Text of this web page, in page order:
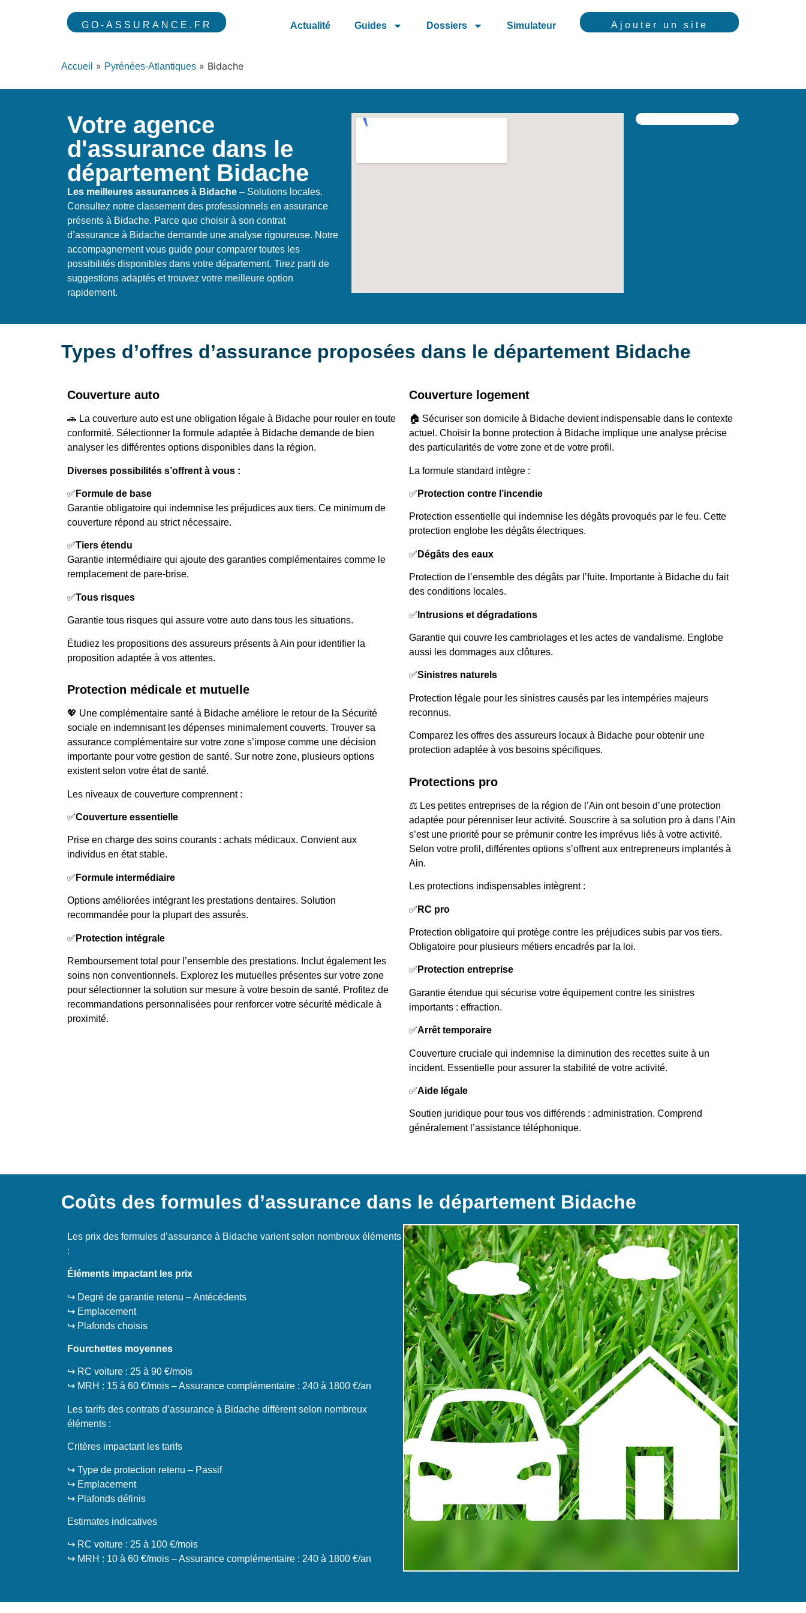
GO-ASSURANCE.FR Actualité Guides Dossiers Simulateur Ajouter un site
Accueil » Pyrénées-Atlantiques » Bidache
Votre agence
d'assurance dans le
département Bidache
Les meilleures assurances à Bidache – Solutions locales.
Consultez notre classement des professionnels en assurance
présents à Bidache. Parce que choisir à son contrat
d’assurance à Bidache demande une analyse rigoureuse. Notre
accompagnement vous guide pour comparer toutes les
possibilités disponibles dans votre département. Tirez parti de
suggestions adaptés et trouvez votre meilleure option
rapidement.
Types d’offres d’assurance proposées dans le département Bidache
Couverture auto
🚗 La couverture auto est une obligation légale à Bidache pour rouler en toute
conformité. Sélectionner la formule adaptée à Bidache demande de bien
analyser les différentes options disponibles dans la région.
Diverses possibilités s’offrent à vous :
✅ Formule de base
Garantie obligatoire qui indemnise les préjudices aux tiers. Ce minimum de
couverture répond au strict nécessaire.
✅Tiers étendu
Garantie intermédiaire qui ajoute des garanties complémentaires comme le
remplacement de pare-brise.
✅Tous risques
Garantie tous risques qui assure votre auto dans tous les situations.
Étudiez les propositions des assureurs présents à Ain pour identifier la
proposition adaptée à vos attentes.
Protection médicale et mutuelle
💖 Une complémentaire santé à Bidache améliore le retour de la Sécurité
sociale en indemnisant les dépenses minimalement couverts. Trouver sa
assurance complémentaire sur votre zone s’impose comme une décision
importante pour votre gestion de santé. Sur notre zone, plusieurs options
existent selon votre état de santé.
Les niveaux de couverture comprennent :
✅Couverture essentielle
Prise en charge des soins courants : achats médicaux. Convient aux
individus en état stable.
✅ Formule intermédiaire
Options améliorées intégrant les prestations dentaires. Solution
recommandée pour la plupart des assurés.
✅ Protection intégrale
Remboursement total pour l’ensemble des prestations. Inclut également les
soins non conventionnels. Explorez les mutuelles présentes sur votre zone
pour sélectionner la solution sur mesure à votre besoin de santé. Profitez de
recommandations personnalisées pour renforcer votre sécurité médicale à
proximité.
Couverture logement
🏠 Sécuriser son domicile à Bidache devient indispensable dans le contexte
actuel. Choisir la bonne protection à Bidache implique une analyse précise
des particularités de votre zone et de votre profil.
La formule standard intègre :
✅ Protection contre l’incendie
Protection essentielle qui indemnise les dégâts provoqués par le feu. Cette
protection englobe les dégâts électriques.
✅ Dégâts des eaux
Protection de l’ensemble des dégâts par l’fuite. Importante à Bidache du fait
des conditions locales.
✅ Intrusions et dégradations
Garantie qui couvre les cambriolages et les actes de vandalisme. Englobe
aussi les dommages aux clôtures.
✅Sinistres naturels
Protection légale pour les sinistres causés par les intempéries majeurs
reconnus.
Comparez les offres des assureurs locaux à Bidache pour obtenir une
protection adaptée à vos besoins spécifiques.
Protections pro
⚖️ Les petites entreprises de la région de l’Ain ont besoin d’une protection
adaptée pour pérenniser leur activité. Souscrire à sa solution pro à dans l’Ain
s’est une priorité pour se prémunir contre les imprévus liés à votre activité.
Selon votre profil, différentes options s’offrent aux entrepreneurs implantés à
Ain.
Les protections indispensables intègrent :
✅ RC pro
Protection obligatoire qui protège contre les préjudices subis par vos tiers.
Obligatoire pour plusieurs métiers encadrés par la loi.
✅ Protection entreprise
Garantie étendue qui sécurise votre équipement contre les sinistres
importants : effraction.
✅Arrêt temporaire
Couverture cruciale qui indemnise la diminution des recettes suite à un
incident. Essentielle pour assurer la stabilité de votre activité.
✅Aide légale
Soutien juridique pour tous vos différends : administration. Comprend
généralement l’assistance téléphonique.
Coûts des formules d’assurance dans le département Bidache
Les prix des formules d’assurance à Bidache varient selon nombreux éléments
:
Éléments impactant les prix
↪️ Degré de garantie retenu – Antécédents
↪️ Emplacement
↪️ Plafonds choisis
Fourchettes moyennes
↪️ RC voiture : 25 à 90 €/mois
↪️ MRH : 15 à 60 €/mois – Assurance complémentaire : 240 à 1800 €/an
Les tarifs des contrats d’assurance à Bidache diffèrent selon nombreux
éléments :
Critères impactant les tarifs
↪️ Type de protection retenu – Passif
↪️ Emplacement
↪️ Plafonds définis
Estimates indicatives
↪️ RC voiture : 25 à 100 €/mois
↪️ MRH : 10 à 60 €/mois – Assurance complémentaire : 240 à 1800 €/an